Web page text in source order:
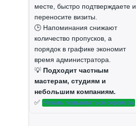
месте, быстро подтверждаете и
переносите визиты.
🕒 Напоминания снижают
количество пропусков, а
порядок в графике экономит
время администратора.
💡 Подходит частным
мастерам, студиям и
небольшим компаниям.
✅ Начать пользоваться сервисом